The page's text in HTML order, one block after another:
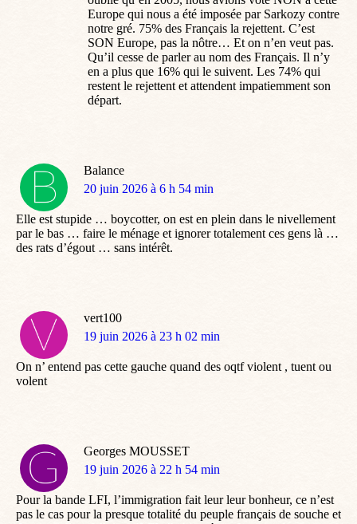
Europe qui nous a été imposée par Sarkozy contre
notre gré. 75% des Français la rejettent. C’est
SON Europe, pas la nôtre… Et on n’en veut pas.
Qu’il cesse de parler au nom des Français. Il n’y
en a plus que 16% qui le suivent. Les 74% qui
restent le rejettent et attendent impatiemment son
départ.
Balance
dit
20 juin 2026 à 6 h 54 min
Elle est stupide … boycotter, on est en plein dans le nivellement
par le bas … faire le ménage et ignorer totalement ces gens là …
des rats d’égout … sans intérêt.
vert100
dit
19 juin 2026 à 23 h 02 min
On n’ entend pas cette gauche quand des oqtf violent , tuent ou
volent
Georges MOUSSET
dit
19 juin 2026 à 22 h 54 min
Pour la bande LFI, l’immigration fait leur leur bonheur, ce n’est
pas le cas pour la presque totalité du peuple français de souche et